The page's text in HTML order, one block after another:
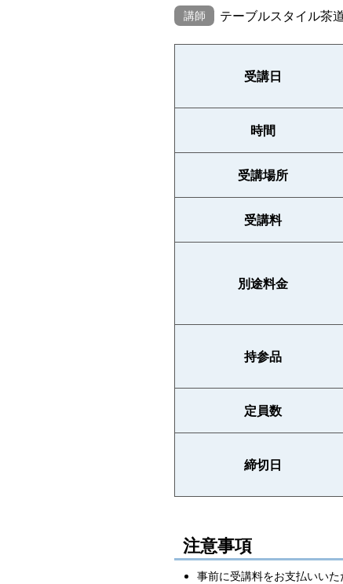
講師 テーブルスタイル茶
受講日
時間
受講場所
受講料
別途料金
持参品
定員数
締切日
注意事項
事前に受講料をお支払いい